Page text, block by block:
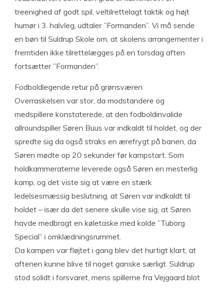
treenighed af godt spil, veltilrettelagt taktik og højt
humør i 3. halvleg, udtaler ”Formanden”. Vi må sende
en bøn til Suldrup Skole om, at skolens arrangementer i
fremtiden ikke tilrettelægges på en torsdag aften
fortsætter ”Formanden”.
Fodboldlegende retur på grønsværen
Overraskelsen var stor, da modstandere og
medspillere konstaterede, at den fodboldinvalide
allroundspiller Søren Buus var indkaldt til holdet, og der
spredte sig da også straks en ærefrygt på banen, da
Søren mødte op 20 sekunder før kampstart. Som
holdkammeraterne leverede også Søren en mesterlig
kamp, og det viste sig at være en stærk
ledelsesmæssig beslutning, at Søren var indkaldt til
holdet – især da det senere skulle vise sig, at Søren
havde medbragt en køletaske med kolde ”Tuborg
Special” i omklædningsrummet.
Da kampen var fløjtet i gang blev det hurtigt klart, at
aftenen kunne blive til noget ganske særligt. Suldrup
stod solidt i forsvaret, mens spillerne fra Vejgaard blot